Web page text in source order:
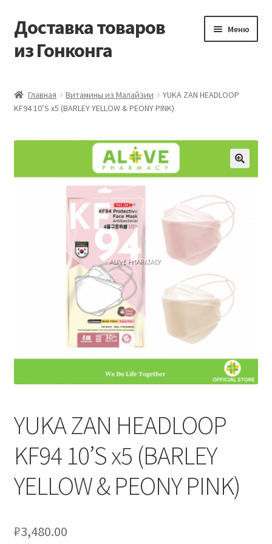
Перейти
к
навигации
Перейти
к
содержимому
Доставка товаров
из Гонконга
Меню
Контакты
Корзина
Мой аккаунт
Оптовый склад
Оформление заказа
Диагностика кондиционеров
Монтаж промышленных и полупромышленных
кондиционеров
Монтаж систем ВРВ
Главная Витамины из Малайзии
YUKA ZAN HEADLOOP
KF94 10’S x5 (BARLEY YELLOW & PEONY PINK)
YUKA ZAN HEADLOOP
KF94 10’S x5 (BARLEY
YELLOW & PEONY PINK)
₽3,480.00